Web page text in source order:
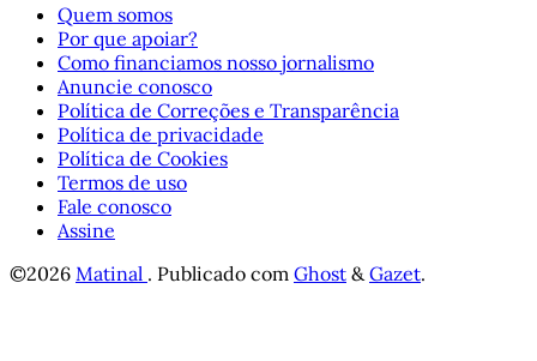
Quem somos
Por que apoiar?
Como financiamos nosso jornalismo
Anuncie conosco
Política de Correções e Transparência
Política de privacidade
Política de Cookies
Termos de uso
Fale conosco
Assine
©2026 Matinal . Publicado com Ghost & Gazet.